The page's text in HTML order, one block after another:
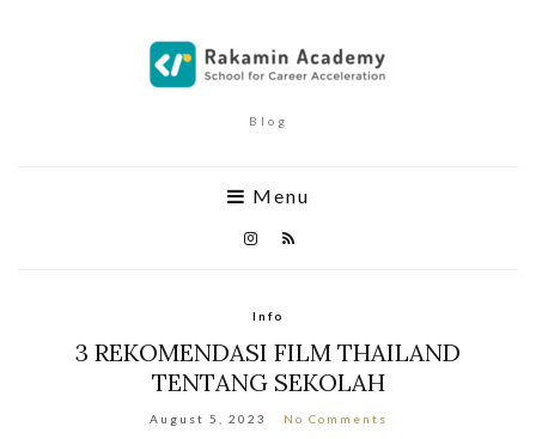
Blog
Menu
Info
3 REKOMENDASI FILM THAILAND
TENTANG SEKOLAH
August 5, 2023 No Comments